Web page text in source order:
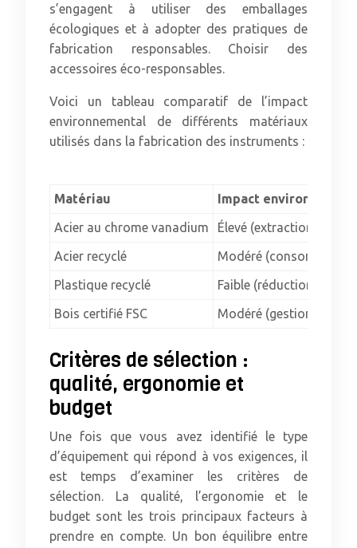
s’engagent à utiliser des emballages
écologiques et à adopter des pratiques de
fabrication responsables. Choisir des
accessoires éco-responsables.
Voici un tableau comparatif de l’impact
environnemental de différents matériaux
utilisés dans la fabrication des instruments :
Matériau
Impact
Acier au chrome vanadium
Élevé (extraction de
Acier recyclé
Modéré
Plastique recyclé
Faible (réduction des
Bois certifié FSC
Modéré (gestion
Critères de sélection :
qualité, ergonomie et
budget
Une fois que vous avez identifié le type
d’équipement qui répond à vos exigences, il
est temps d’examiner les critères de
sélection. La qualité, l’ergonomie et le
budget sont les trois principaux facteurs à
prendre en compte. Un bon équilibre entre